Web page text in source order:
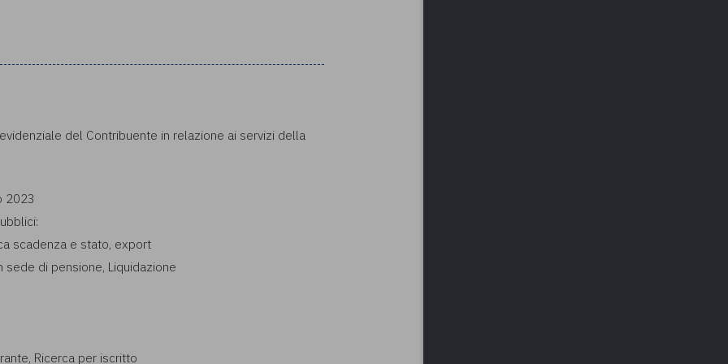
del Contribuente in relazione ai servizi della
2023
scadenza e stato, export
sede di pensione, Liquidazione
Ricerca per iscritto